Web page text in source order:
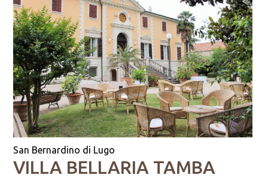
San Bernardino di Lugo
VILLA BELLARIA TAMBA